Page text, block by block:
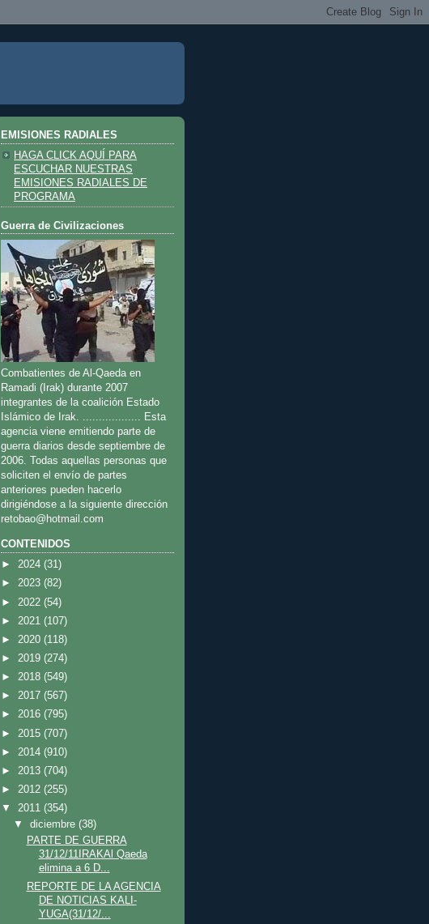
EMISIONES RADIALES
HAGA CLICK AQUÍ PARA
ESCUCHAR NUESTRAS
EMISIONES RADIALES DE
PROGRAMA
Guerra de Civilizaciones
Combatientes de Al-Qaeda en
Ramadi (Irak) durante 2007
integrantes de la coalición Estado
Islámico de Irak. .................. Esta
agencia viene emitiendo parte de
guerra diarios desde septiembre de
2006. Todas aquellas personas que
soliciten el envío de partes
anteriores pueden hacerlo
dirigiéndose a la siguiente dirección
retobao@hotmail.com
CONTENIDOS
► 2024 (31)
► 2023 (82)
► 2022 (54)
► 2021 (107)
► 2020 (118)
► 2019 (274)
► 2018 (549)
► 2017 (567)
► 2016 (795)
► 2015 (707)
► 2014 (910)
► 2013 (704)
► 2012 (255)
▼ 2011 (354)
▼diciembre(38)
PARTE DE GUERRA
31/12/11IRAKAl Qaeda
elimina a 6 D...
REPORTE DE LA AGENCIA
DE NOTICIAS KALI-
YUGA(31/12/...